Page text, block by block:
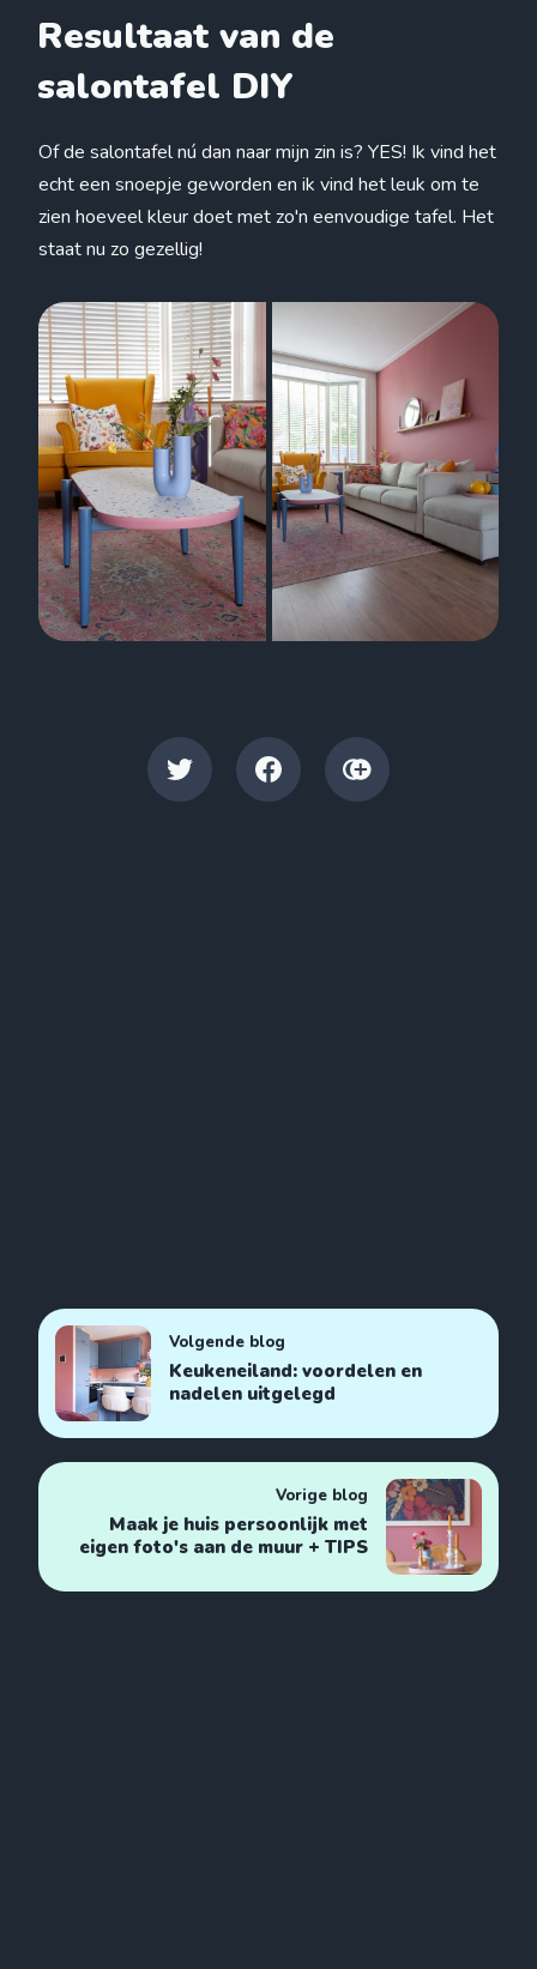
Resultaat van de
salontafel DIY
Of de salontafel nú dan naar mijn zin is? YES! Ik vind het
echt een snoepje geworden en ik vind het leuk om te
zien hoeveel kleur doet met zo'n eenvoudige tafel. Het
staat nu zo gezellig!
Volgende blog
Keukeneiland: voordelen en
nadelen uitgelegd
Vorige blog
Maak je huis persoonlijk met
eigen foto's aan de muur + TIPS